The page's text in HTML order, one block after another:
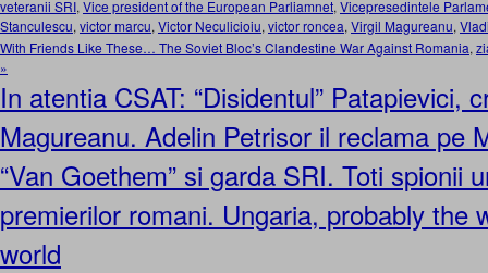
veteranii SRI, Vice president of the European Parliamnet, Vicepresedintele
Stanculescu, victor marcu, Victor Neculicioiu, victor roncea, Virgil Magureanu,
With Friends Like These… The Soviet Bloc’s Clandestine War Against Romania,
»
In atentia CSAT: “Disidentul” Patapievici,
Magureanu. Adelin Petrisor il reclama pe
“Van Goethem” si garda SRI. Toti spionii
premierilor romani. Ungaria, probably the
world